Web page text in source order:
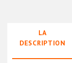
LA
DESCRIPTION